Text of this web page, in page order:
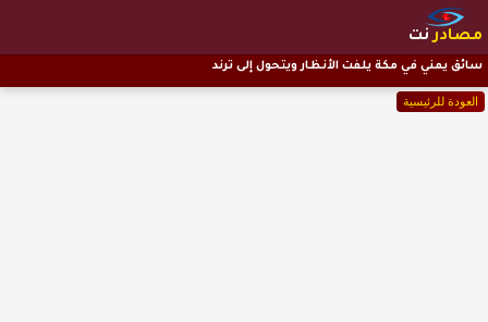
مصادرنت
العودة للرئيسية
سائق يمني في مكة يلفت الأنظار ويتحول إلى ترند